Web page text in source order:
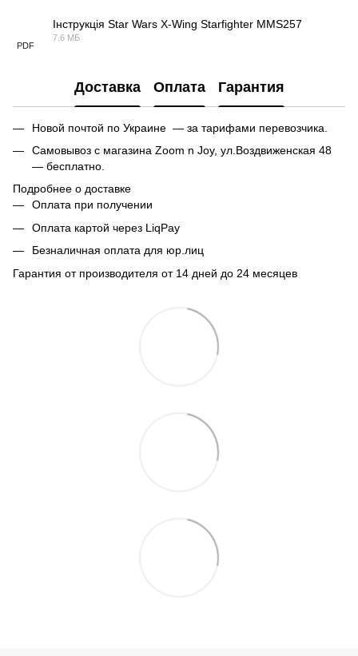
PDF
Інструкція Star Wars X-Wing Starfighter MMS257
7.6 МБ
Доставка Оплата Гарантия
Новой почтой по Украине — за тарифами перевозчика.
Самовывоз с магазина Zoom n Joy, ул.Воздвиженская 48
— бесплатно.
Подробнее о доставке
Оплата при получении
Оплата картой через LiqPay
Безналичная оплата для юр.лиц
Гарантия от производителя от 14 дней до 24 месяцев